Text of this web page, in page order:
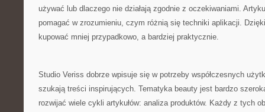
używać lub dlaczego nie działają zgodnie z oczekiwaniami.
pomagać w zrozumieniu, czym różnią się techniki aplikacji.
kupować mniej przypadkowo, a bardziej praktycznie.
Studio Veriss dobrze wpisuje się w potrzeby współczesnych
szukają treści inspirujących. Tematyka beauty jest bardzo
rozwijać wiele cykli artykułów: analiza produktów. Każdy z tych